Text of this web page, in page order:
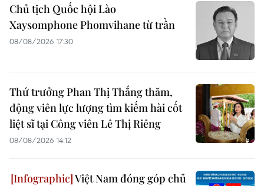
Chủ tịch Quốc hội Lào
Xaysomphone Phomvihane từ trần
08/08/2026 17:30
Thứ trưởng Phan Thị Thắng thăm,
động viên lực lượng tìm kiếm hài cốt
liệt sĩ tại Công viên Lê Thị Riêng
08/08/2026 14:12
Việt Nam đóng góp chủ